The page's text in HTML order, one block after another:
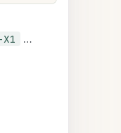
…